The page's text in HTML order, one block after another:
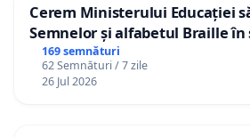
Cerem Ministerului Educației
Semnelor și alfabetul Braille în
Republica Moldova!
169 semnături
62 Semnături / 7 zile
26 Jul 2026